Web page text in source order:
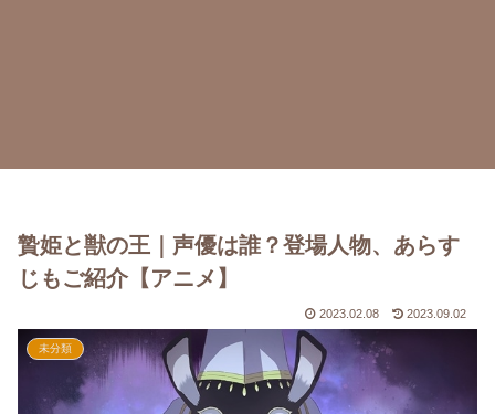
贄姫と獣の王｜声優は誰？登場人物、あらす
じもご紹介【アニメ】
2023.02.08 2023.09.02
未分類